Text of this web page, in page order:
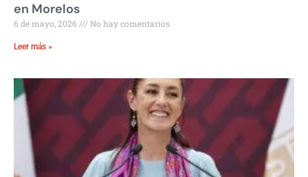
en Morelos
6 de mayo, 2026 No hay comentarios
Leer más »